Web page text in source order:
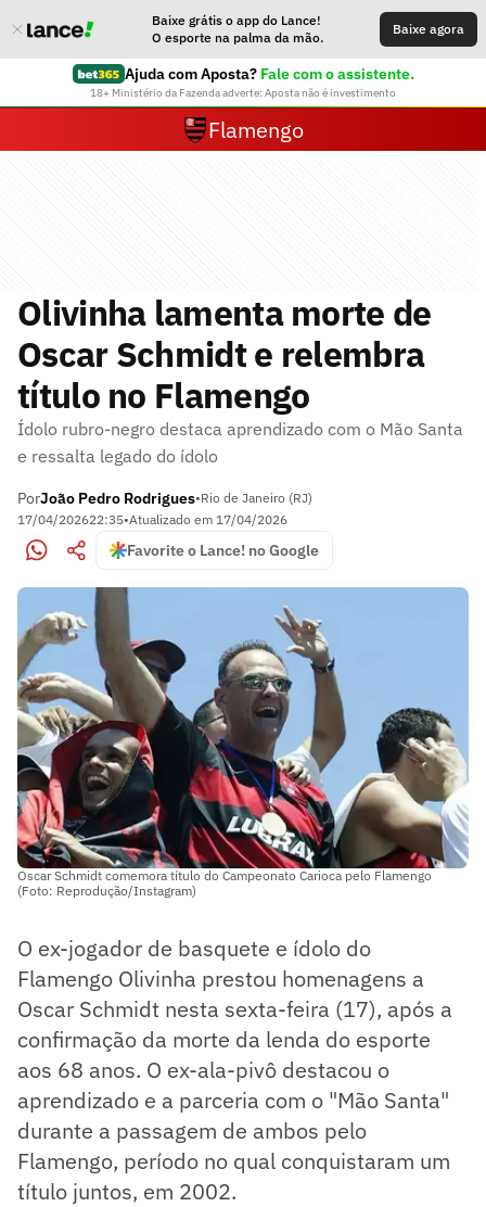
Baixe grátis o app do Lance!
O esporte na palma da mão.
Baixe agora
Ajuda com Aposta? Fale com o assistente.
18+ Ministério da Fazenda adverte: Aposta não é investimento
Flamengo
Olivinha lamenta morte de
Oscar Schmidt e relembra
título no Flamengo
Ídolo rubro-negro destaca aprendizado com o Mão Santa
e ressalta legado do ídolo
PorJoão Pedro Rodrigues•Rio de Janeiro (RJ)
17/04/202622:35•Atualizado em 17/04/2026
Favorite o Lance! no Google
Oscar Schmidt comemora título do Campeonato Carioca pelo Flamengo
(Foto: Reprodução/Instagram)
O ex-jogador de basquete e ídolo do
Flamengo Olivinha prestou homenagens a
Oscar Schmidt nesta sexta-feira (17), após a
confirmação da morte da lenda do esporte
aos 68 anos. O ex-ala-pivô destacou o
aprendizado e a parceria com o "Mão Santa"
durante a passagem de ambos pelo
Flamengo, período no qual conquistaram um
título juntos, em 2002.